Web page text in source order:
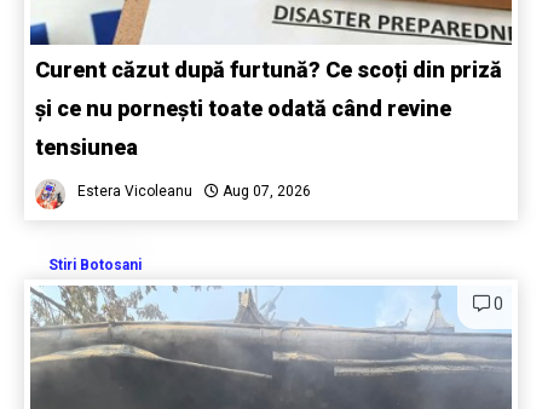
Curent căzut după furtună? Ce scoți din priză
și ce nu pornești toate odată când revine
tensiunea
Estera Vicoleanu Aug 07, 2026
Stiri Botosani
0